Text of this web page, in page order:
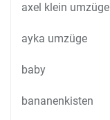
axel klein umzüge
ayka umzüge
baby
bananenkisten